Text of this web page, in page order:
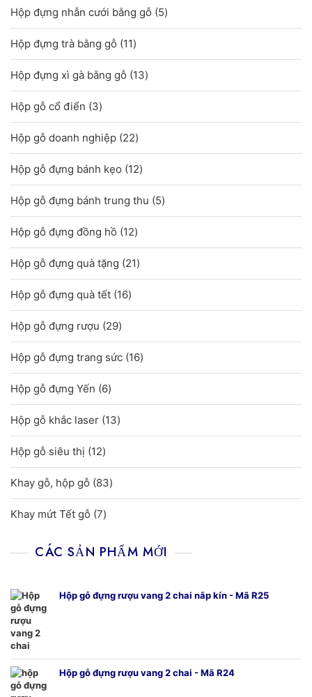
Hộp đựng nhẫn cưới bằng gỗ 55
sản
Hộp đựng trà bằng gỗ 1111
sản
phẩm
Hộp đựng xì gà bằng gỗ 1313
sản
Hộp gỗ cổ điển 33
sản
phẩm
Hộp gỗ doanh nghiệp 2222
sản
phẩm
Hộp gỗ đựng bánh kẹo 1212
sản
phẩm
Hộp gỗ đựng bánh trung thu 55
sản
Hộp gỗ đựng đồng hồ 1212
sản
phẩm
Hộp gỗ đựng quà tặng 2121
sản
Hộp gỗ đựng quà tết 1616
sản
Hộp gỗ đựng rượu 2929
sản
phẩm
Hộp gỗ đựng trang sức 1616
sản
Hộp gỗ đựng Yến 66
sản
phẩm
Hộp gỗ khắc laser 1313
sản
Hộp gỗ siêu thị 1212
sản
phẩm
Khay gỗ, hộp gỗ 8383
sản
Khay mứt Tết gỗ 77
phẩm
CÁC SẢN PHẨM MỚI
Hộp gỗ đựng rượu vang 2 chai nắp kín - Mã R25
Hộp gỗ đựng rượu vang 2 chai - Mã R24